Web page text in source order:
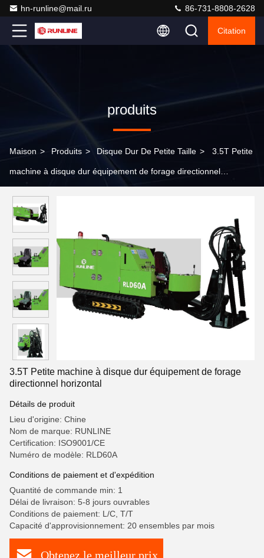
hn-runline@mail.ru 86-731-8808-2628
Citation
produits
Maison > Produits > Disque Dur De Petite Taille > 3.5T Petite
machine à disque dur équipement de forage directionnel
3.5T Petite machine à disque dur équipement de forage
directionnel horizontal
Détails de produit
Lieu d'origine: Chine
Nom de marque: RUNLINE
Certification: ISO9001/CE
Numéro de modèle: RLD60A
Conditions de paiement et d'expédition
Quantité de commande min: 1
Délai de livraison: 5-8 jours ouvrables
Conditions de paiement: L/C, T/T
Capacité d'approvisionnement: 20 ensembles par mois
Obtenez le meilleur prix